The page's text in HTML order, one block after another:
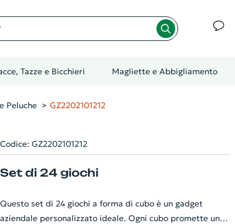
Tazze e Bicchieri Magliette e Abbigliamento
Peluche GZ2202101212
Codice: GZ2202101212
Set di 24 giochi
Questo set di 24 giochi a forma di cubo è un gadget
aziendale personalizzato ideale. Ogni cubo promette un